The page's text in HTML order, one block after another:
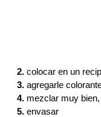
2. colocar en un
3. agregarle
4. mezclar muy
5. envasar